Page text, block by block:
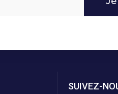
SUIVEZ-